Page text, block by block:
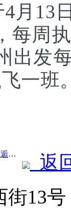
13
每周
出发
一班
前一篇：巨片电影酒店：电影文化邂逅住宿体验的创意融合
返
街13